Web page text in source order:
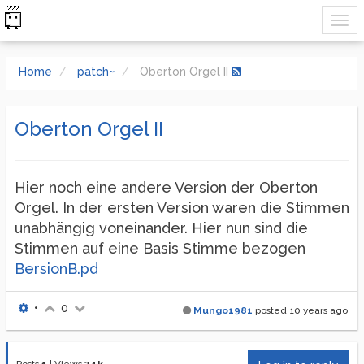
Home patch~ Oberton Orgel II
Oberton Orgel II
Hier noch eine andere Version der Oberton
Orgel. In der ersten Version waren die Stimmen
unabhängig voneinander. Hier nun sind die
Stimmen auf eine Basis Stimme bezogen
BersionB.pd
Mungo1981 posted 10 years ago
• 0